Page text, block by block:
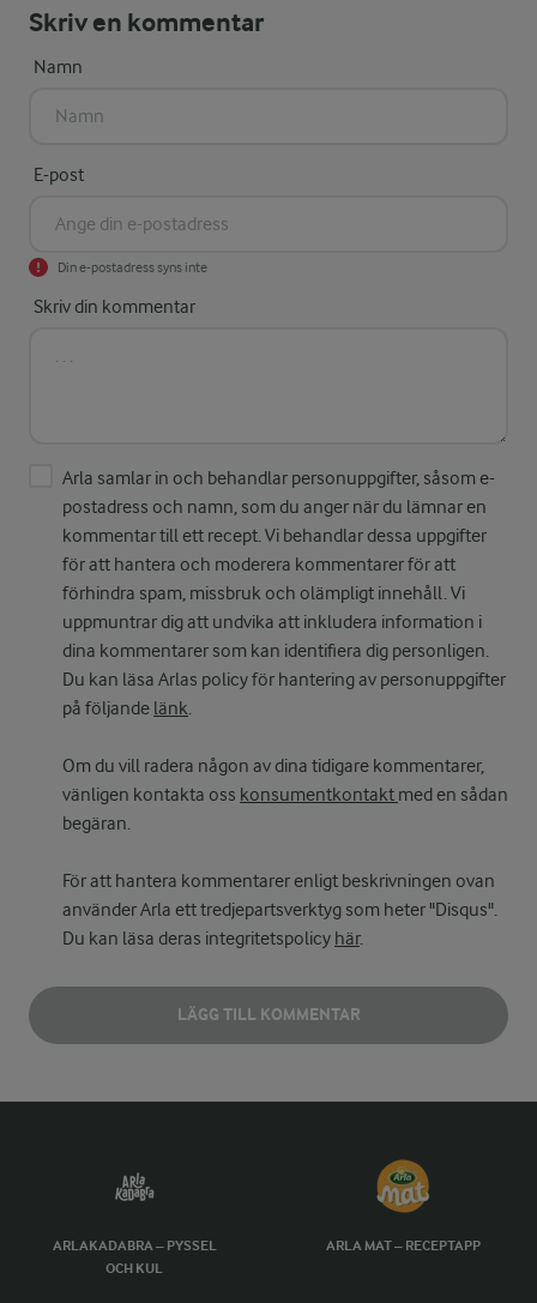
Skriv en kommentar
Namn
E-post
Din e-postadress syns inte
Skriv din kommentar
Arla samlar in och behandlar personuppgifter, såsom e-
postadress och namn, som du anger när du lämnar en
kommentar till ett recept. Vi behandlar dessa uppgifter
för att hantera och moderera kommentarer för att
förhindra spam, missbruk och olämpligt innehåll. Vi
uppmuntrar dig att undvika att inkludera information i
dina kommentarer som kan identifiera dig personligen.
Du kan läsa Arlas policy för hantering av personuppgifter
på följande länk.
Om du vill radera någon av dina tidigare kommentarer,
vänligen kontakta oss konsumentkontakt med en sådan
begäran.
För att hantera kommentarer enligt beskrivningen ovan
använder Arla ett tredjepartsverktyg som heter "Disqus".
Du kan läsa deras integritetspolicy här.
LÄGG TILL KOMMENTAR
ARLAKADABRA – PYSSEL
OCH KUL
ARLA MAT – RECEPTAPP